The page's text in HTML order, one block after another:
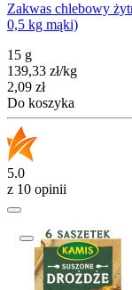
Zakwas chlebowy
0,5 kg mąki)
15 g
139,33 zł/kg
Cena
2,09 zł
Do koszyka
5.0
z 10 opinii